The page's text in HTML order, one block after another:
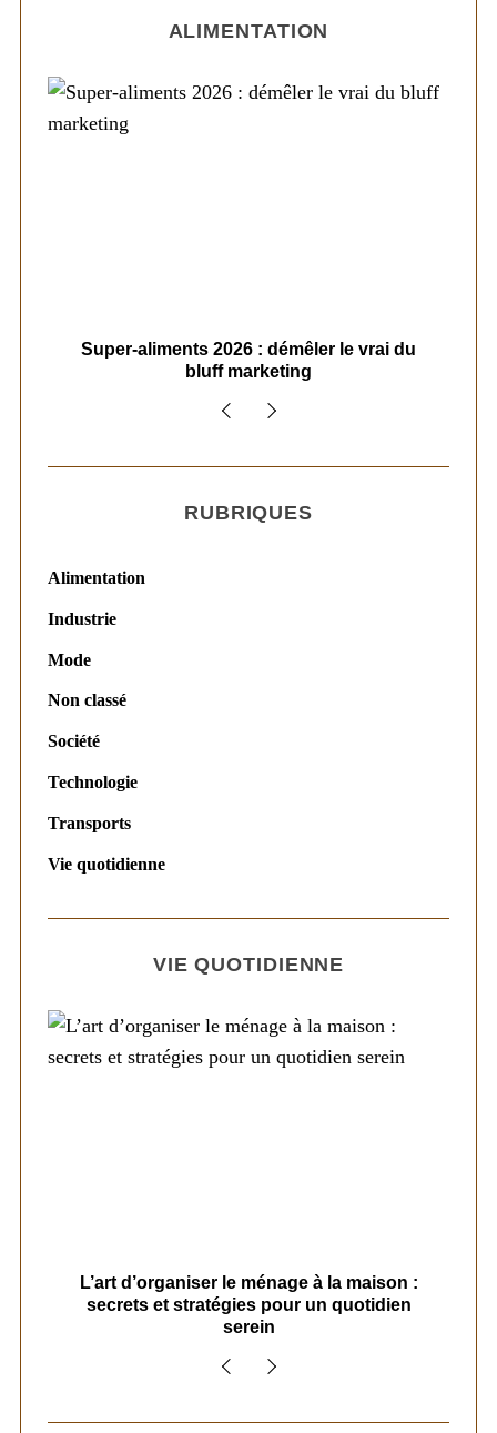
ALIMENTATION
Super-aliments 2026 : démêler le vrai du
bluff marketing
RUBRIQUES
Alimentation
Industrie
Mode
Non classé
Société
Technologie
Transports
Vie quotidienne
VIE QUOTIDIENNE
L’art d’organiser le ménage à la maison :
secrets et stratégies pour un quotidien
serein